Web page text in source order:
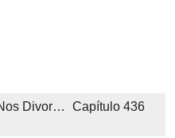
Bilionário, Vamos Nos Divorciar Capítulo 436